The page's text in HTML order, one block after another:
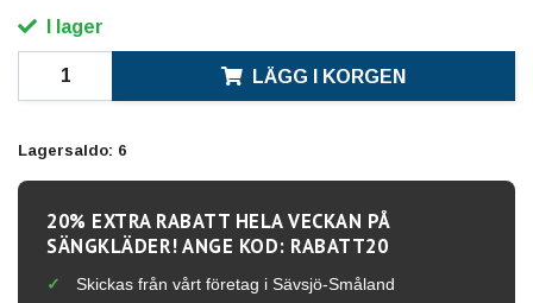
I lager
LÄGG I KORGEN
Lagersaldo: 6
20% EXTRA RABATT HELA VECKAN PÅ
SÄNGKLÄDER! ANGE KOD: RABATT20
Skickas från vårt företag i Sävsjö-Småland